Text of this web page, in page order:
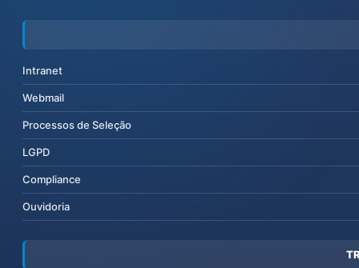
Intranet
Webmail
Processos de Seleção
LGPD
Compliance
Ouvidoria